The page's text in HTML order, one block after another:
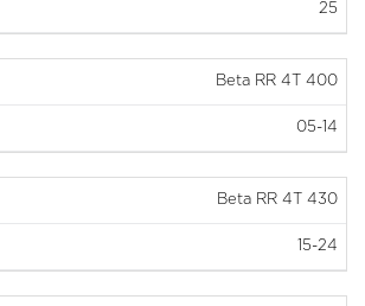
25
Beta RR 4T 400
05-14
Beta RR 4T 430
15-24